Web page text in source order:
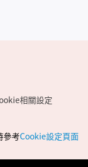
箱
相關設定
參考Cookie設定頁面